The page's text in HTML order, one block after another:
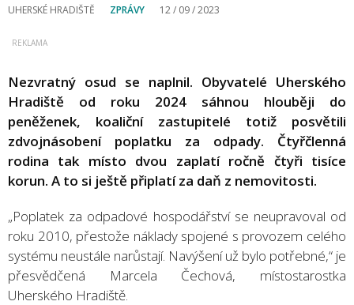
UHERSKÉ HRADIŠTĚ ZPRÁVY 12 / 09 / 2023
Nezvratný osud se naplnil. Obyvatelé Uherského
Hradiště od roku 2024 sáhnou hlouběji do
peněženek, koaliční zastupitelé totiž posvětili
zdvojnásobení poplatku za odpady. Čtyřčlenná
rodina tak místo dvou zaplatí ročně čtyři tisíce
korun. A to si ještě připlatí za daň z nemovitosti.
„Poplatek za odpadové hospodářství se neupravoval od
roku 2010, přestože náklady spojené s provozem celého
systému neustále narůstají. Navýšení už bylo potřebné,“ je
přesvědčená Marcela Čechová, místostarostka
Uherského Hradiště.